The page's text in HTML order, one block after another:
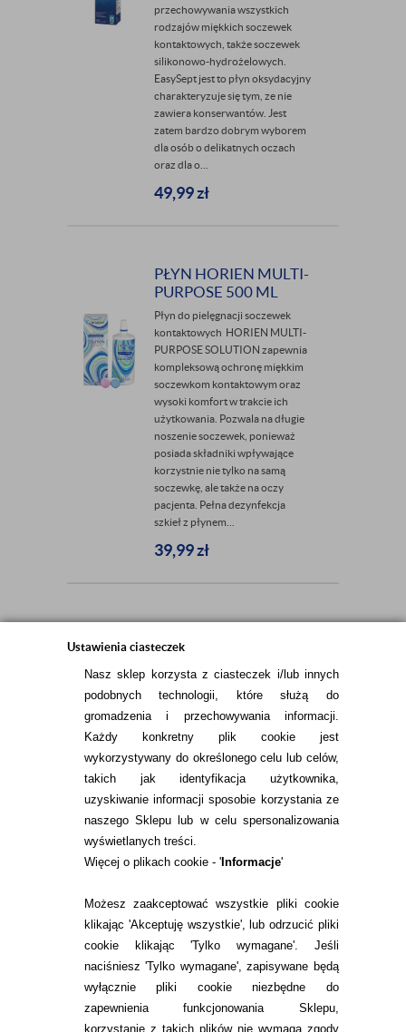
Ustawienia ciasteczek
Nasz sklep korzysta z ciasteczek i/lub innych
podobnych technologii, które służą do
gromadzenia i przechowywania informacji.
Każdy konkretny plik cookie jest
wykorzystywany do określonego celu lub celów,
takich jak identyfikacja użytkownika,
uzyskiwanie informacji sposobie korzystania ze
naszego Sklepu lub w celu spersonalizowania
wyświetlanych treści.
Więcej o plikach cookie - 'Informacje'
Możesz zaakceptować wszystkie pliki cookie
klikając 'Akceptuję wszystkie', lub odrzucić pliki
cookie klikając 'Tylko wymagane'. Jeśli
naciśniesz 'Tylko wymagane', zapisywane będą
wyłącznie pliki cookie niezbędne do
zapewnienia funkcjonowania Sklepu,
korzystanie z takich plików nie wymaga zgody
przechowywania wszystkich
rodzajów miękkich soczewek
kontaktowych, także soczewek
silikonowo-hydrożelowych.
EasySept jest to płyn oksydacyjny
charakteryzuje się tym, ze nie
zawiera konserwantów. Jest
zatem bardzo dobrym wyborem
dla osób o delikatnych oczach
oraz dla o...
49,99zł
PŁYN HORIEN MULTI-
PURPOSE 500 ML
Płyn do pielęgnacji soczewek
kontaktowych HORIEN MULTI-
PURPOSE SOLUTION zapewnia
kompleksową ochronę miękkim
soczewkom kontaktowym oraz
wysoki komfort w trakcie ich
użytkowania. Pozwala na długie
noszenie soczewek, ponieważ
posiada składniki wpływające
korzystnie nie tylko na samą
soczewkę, ale także na oczy
pacjenta. Pełna dezynfekcja
szkieł z płynem...
39,99zł
INFORMACJE KONTAKTOWE
KONTAKT
TEL.
22 113 44 43
E-MAIL.
ZMIEŃ USTAWIENIA ZGODY NA CIASTECZKA